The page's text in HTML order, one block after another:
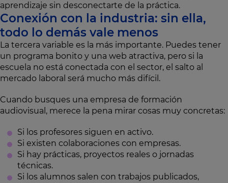
aprendizaje sin desconectarte de la práctica.
Conexión con la industria: sin ella,
todo lo demás vale menos
La tercera variable es la más importante. Puedes tener
un programa bonito y una web atractiva, pero si la
escuela no está conectada con el sector, el salto al
mercado laboral será mucho más difícil.
Cuando busques una empresa de formación
audiovisual, merece la pena mirar cosas muy concretas:
Si los profesores siguen en activo.
Si existen colaboraciones con empresas.
Si hay prácticas, proyectos reales o jornadas
técnicas.
Si los alumnos salen con trabajos publicados,